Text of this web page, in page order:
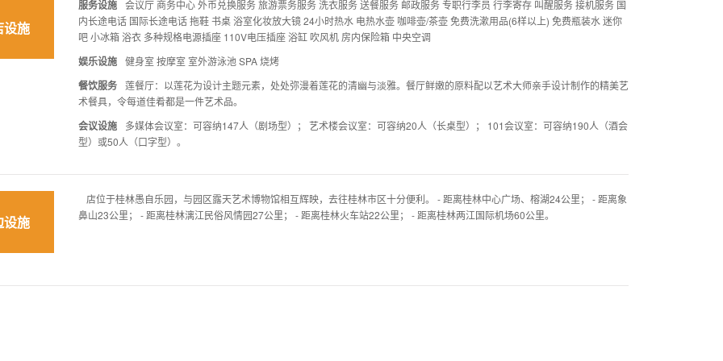
设施
服务设施
会议厅 商务中心 外币兑换服务 旅游票务服务 洗衣服务 送餐服务 邮政服务 专职行李员 行李寄存 叫醒服务 接机服务 国
内长途电话 国际长途电话 拖鞋 书桌 浴室化妆放大镜 24小时热水 电热水壶 咖啡壶/茶壶 免费洗漱用品(6样以上) 免费瓶装水 迷你
吧 小冰箱 浴衣 多种规格电源插座 110V电压插座 浴缸 吹风机 房内保险箱 中央空调
娱乐设施 健身室 按摩室 室外游泳池 SPA 烧烤
餐饮服务
莲餐厅：以莲花为设计主题元素，处处弥漫着莲花的清幽与淡雅。餐厅鲜嫩的原料配以艺术大师亲手设计制作的精美艺
术餐具，令每道佳肴都是一件艺术品。
会议设施
多媒体会议室：可容纳147人（剧场型）； 艺术楼会议室：可容纳20人（长桌型）； 101会议室：可容纳190人（酒会
型）或50人（口字型）。
设施
店位于桂林愚自乐园，与园区露天艺术博物馆相互辉映，去往桂林市区十分便利。 - 距离桂林中心广场、榕湖24公里； - 距离象
鼻山23公里； - 距离桂林漓江民俗风情园27公里； - 距离桂林火车站22公里； - 距离桂林两江国际机场60公里。